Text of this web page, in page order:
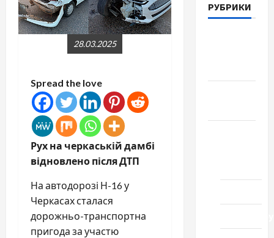
28.03.2025
Spread the love
Рух на черкаській дамбі
відновлено після ДТП
На автодорозі Н-16 у
Черкасах сталася
дорожньо-транспортна
пригода за участю
РУБРИКИ